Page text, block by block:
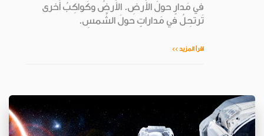
في مَدارٍ حولَ الأَرضِ. الأَرضُ وكَواكِبُ أُخرى
تَرتحِلُ في مَداراتٍ حولَ الشَّمسِ.
اقرأ المزيد >>